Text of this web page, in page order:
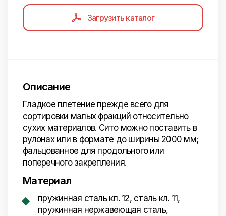
Загрузить каталог
Описание
Гладкое плетение прежде всего для
сортировки малых фракций относительно
сухих материалов. Сито можно поставить в
рулонах или в формате до ширины 2000 мм;
фальцованное для продольного или
поперечного закрепления.
Материал
пружинная сталь кл. 12, сталь кл. 11,
пружинная нержавеющая сталь,